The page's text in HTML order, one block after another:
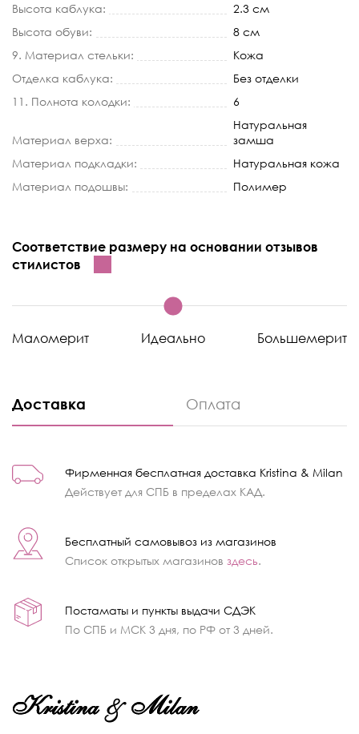
Высота каблука:
2.3 см
Высота обуви:
8 см
9. Материал стельки:
Кожа
Отделка каблука:
Без отделки
11. Полнота колодки:
6
Материал верха:
Натуральная
замша
Материал подкладки:
Натуральная кожа
Материал подошвы:
Полимер
Соответствие размеру на основании отзывов
стилистов
Маломерит Идеально Большемерит
Доставка Оплата
Фирменная бесплатная доставка Kristina & Milan
Действует для СПБ в пределах КАД.
Бесплатный самовывоз из магазинов
Список открытых магазинов здесь.
Постаматы и пункты выдачи СДЭК
По СПБ и МСК 3 дня, по РФ от 3 дней.